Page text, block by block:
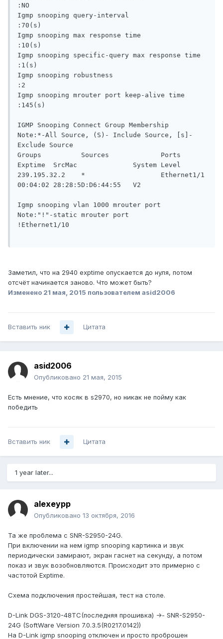
:NO
Igmp snooping query-interval
:70(s)
Igmp snooping max response time
:10(s)
Igmp snooping specific-query max response time
:1(s)
Igmp snooping robustness
:2
Igmp snooping mrouter port keep-alive time
:145(s)
IGMP Snooping Connect Group Membership
Note:*-All Source, (S)- Include Source, [s]-
Exclude Source
Groups          Sources             Ports
Exptime  SrcMac              System Level
239.195.32.2    *                   Ethernet1/1
00:04:02 28:28:5D:D6:44:55   V2
Igmp snooping vlan 1000 mrouter port
Note:"!"-static mrouter port
!Ethernet1/10
Заметил, что на 2940 exptime опускается до нуля, потом
отсчёт начинается заново. Что может быть?
Изменено 21 мая, 2015 пользователем asid2006
Вставить ник Цитата
asid2006
Опубликовано 21 мая, 2015
Есть мнение, что косяк в s2970, но никак не пойму как
победить
Вставить ник Цитата
1 year later...
alexeypp
Опубликовано 13 октября, 2016
Та же проблема с SNR-S2950-24G.
При включении на нем igmp snooping картинка и звук
периодически замирают, экран гаснет на секунду, а потом
показ и звук возобновляются. Происходит это примерно с
частотой Exptime.
Схема подключения простейшая, тест на столе.
D-Link DGS-3120-48TC(последняя прошивка) ->- SNR-S2950-
24G (SoftWare Version 7.0.3.5(R0217.0142))
На D-Link igmp snooping отключен и просто проброшен